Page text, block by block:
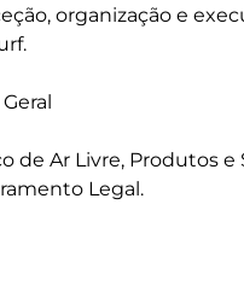
organização e
de Ar Livre, Produtos e
Legal.